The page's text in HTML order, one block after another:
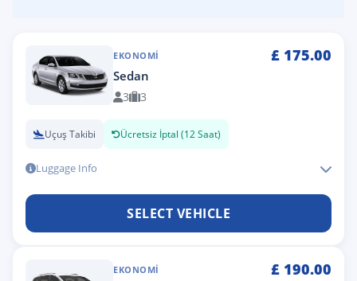
EKONOMI £ 175.00
Sedan
3 3
Uçuş Takibi Ücretsiz İptal (12 Saat)
Luggage Info
SELECT VEHICLE
EKONOMI £ 190.00